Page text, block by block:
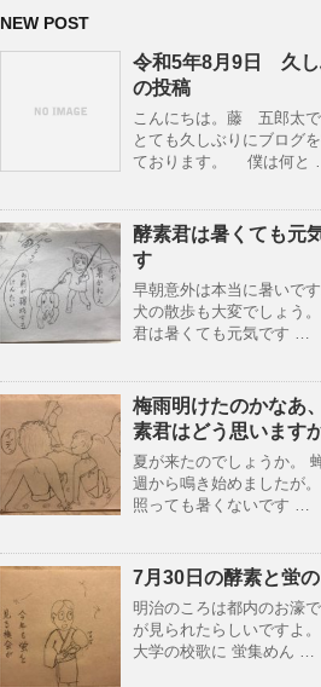
NEW POST
令和5年8月9日 久し
の投稿
こんにちは。藤 五郎太で
とても久しぶりにブログ
ております。 僕は何と
酵素君は暑くても元
す
早朝意外は本当に暑いです
犬の散歩も大変でしょう
君は暑くても元気です …
梅雨明けたのかなあ
素君はどう思います
夏が来たのでしょうか。
週から鳴き始めましたが
照っても暑くないです …
7月30日の酵素と蛍
明治のころは都内のお濠
が見られたらしいですよ
大学の校歌に 蛍集めん …